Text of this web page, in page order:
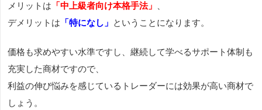
メリットは 「中上級者向け本格手法」 、
デメリットは 「特になし」 ということになります。
価格も求めやすい水準ですし、継続して学べるサポート体制も
充実した商材ですので、
利益の伸び悩みを感じているトレーダーには効果が高い商材で
しょう。